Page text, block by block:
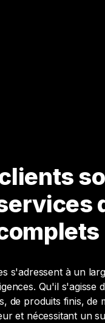
s'adressent à un
Qu'il s'agisse
de produits finis, de
et nécessitant un